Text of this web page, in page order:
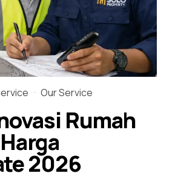
Our Service
Rumah
2026